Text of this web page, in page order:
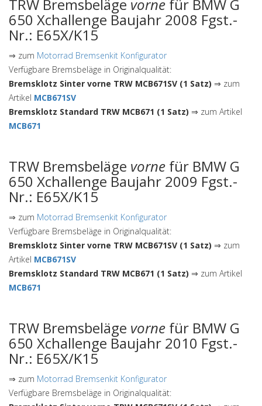
TRW Bremsbeläge vorne für BMW G
650 Xchallenge Baujahr 2008 Fgst.-
Nr.: E65X/K15
⇒ zum Motorrad Bremsenkit Konfigurator
Verfügbare Bremsbeläge in Originalqualität:
Bremsklotz Sinter vorne TRW MCB671SV (1 Satz) ⇒ zum
Artikel MCB671SV
Bremsklotz Standard TRW MCB671 (1 Satz) ⇒ zum Artikel
MCB671
TRW Bremsbeläge vorne für BMW G
650 Xchallenge Baujahr 2009 Fgst.-
Nr.: E65X/K15
⇒ zum Motorrad Bremsenkit Konfigurator
Verfügbare Bremsbeläge in Originalqualität:
Bremsklotz Sinter vorne TRW MCB671SV (1 Satz) ⇒ zum
Artikel MCB671SV
Bremsklotz Standard TRW MCB671 (1 Satz) ⇒ zum Artikel
MCB671
TRW Bremsbeläge vorne für BMW G
650 Xchallenge Baujahr 2010 Fgst.-
Nr.: E65X/K15
⇒ zum Motorrad Bremsenkit Konfigurator
Verfügbare Bremsbeläge in Originalqualität: